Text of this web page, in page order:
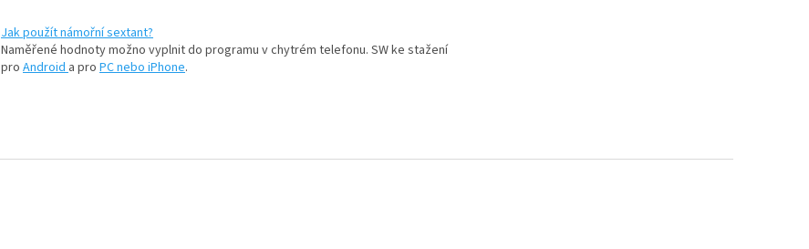
Jak použít námořní sextant?
Naměřené hodnoty možno vyplnit do programu v chytrém telefonu. SW ke stažení
pro Android a pro PC nebo iPhone.